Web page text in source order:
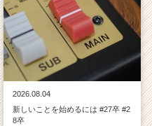
2026.08.04
新しいことを始めるには #27卒 #2
8卒